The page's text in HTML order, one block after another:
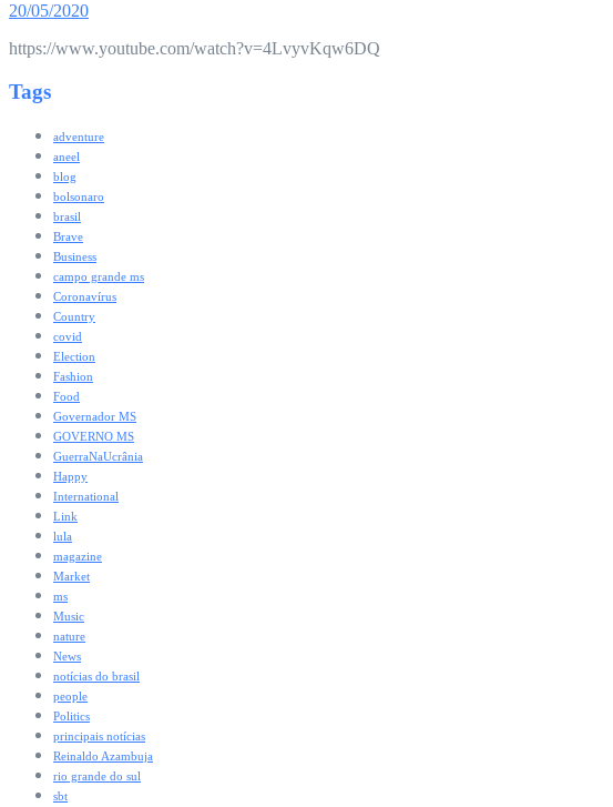
20/05/2020
https://www.youtube.com/watch?v=4LvyvKqw6DQ
Tags
adventure
aneel
blog
bolsonaro
brasil
Brave
Business
campo grande ms
Coronavírus
Country
covid
Election
Fashion
Food
Governador MS
GOVERNO MS
GuerraNaUcrânia
Happy
International
Link
lula
magazine
Market
ms
Music
nature
News
notícias do brasil
people
Politics
principais notícias
Reinaldo Azambuja
rio grande do sul
sbt